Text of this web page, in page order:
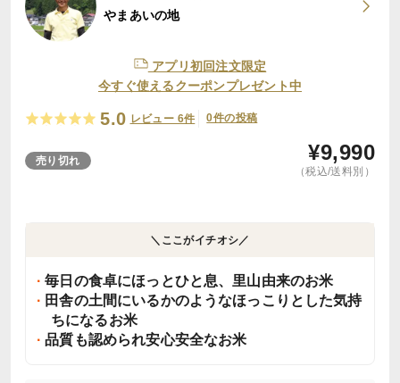
やまあいの地
アプリ初回注文限定
今すぐ使えるクーポンプレゼント中
5.0 レビュー 6件 0件の投稿
売り切れ ¥9,990
（税込/送料別）
＼ここがイチオシ／
毎日の食卓にほっとひと息、里山由来のお米
田舎の土間にいるかのようなほっこりとした気持
ちになるお米
品質も認められ安心安全なお米